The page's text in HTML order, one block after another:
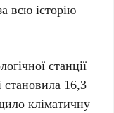
всю історію
станції
становила 16,3
кліматичну